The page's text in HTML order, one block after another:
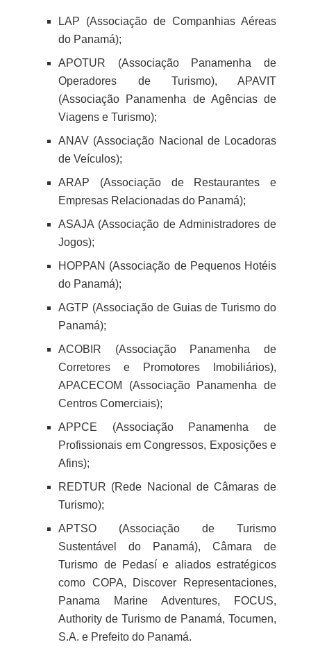
LAP (Associação de Companhias Aéreas
do Panamá);
APOTUR (Associação Panamenha de
Operadores de Turismo), APAVIT
(Associação Panamenha de Agências de
Viagens e Turismo);
ANAV (Associação Nacional de Locadoras
de Veículos);
ARAP (Associação de Restaurantes e
Empresas Relacionadas do Panamá);
ASAJA (Associação de Administradores de
Jogos);
HOPPAN (Associação de Pequenos Hotéis
do Panamá);
AGTP (Associação de Guias de Turismo do
Panamá);
ACOBIR (Associação Panamenha de
Corretores e Promotores Imobiliários),
APACECOM (Associação Panamenha de
Centros Comerciais);
APPCE (Associação Panamenha de
Profissionais em Congressos, Exposições e
Afins);
REDTUR (Rede Nacional de Câmaras de
Turismo);
APTSO (Associação de Turismo
Sustentável do Panamá), Câmara de
Turismo de Pedasí e aliados estratégicos
como COPA, Discover Representaciones,
Panama Marine Adventures, FOCUS,
Authority de Turismo de Panamá, Tocumen,
S.A. e Prefeito do Panamá.